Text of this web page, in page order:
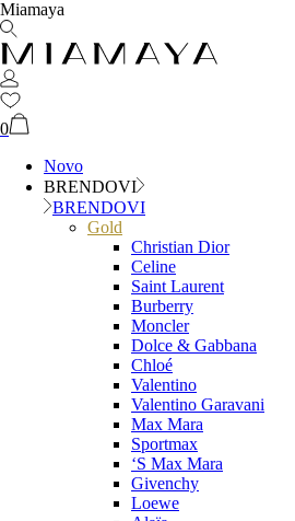
Miamaya
0
Novo
BRENDOVI
BRENDOVI
Gold
Christian Dior
Celine
Saint Laurent
Burberry
Moncler
Dolce & Gabbana
Chloé
Valentino
Valentino Garavani
Max Mara
Sportmax
‘S Max Mara
Givenchy
Loewe